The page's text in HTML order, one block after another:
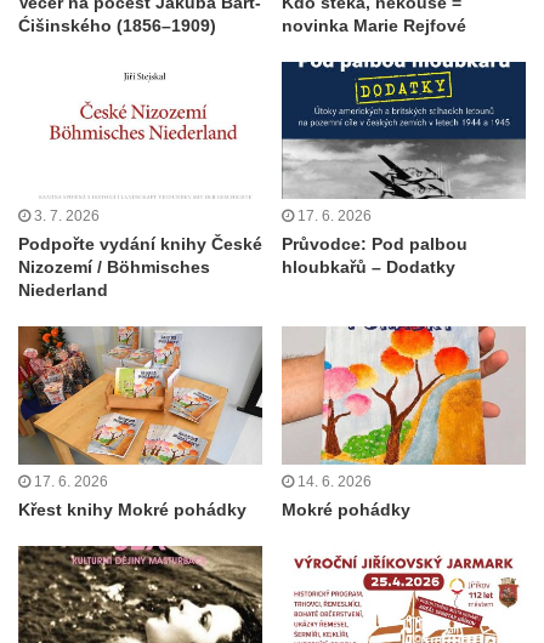
Ćišinského (1856–1909)
novinka Marie Rejfové
3. 7. 2026
Podpořte vydání knihy České
Nizozemí / Böhmisches
Niederland
17. 6. 2026
Průvodce: Pod palbou
hloubkařů – Dodatky
17. 6. 2026
Křest knihy Mokré pohádky
14. 6. 2026
Mokré pohádky